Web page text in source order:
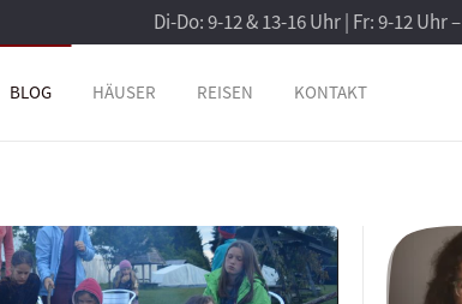
Di-Do: 9-12 & 13-16 Uhr | Fr: 9-12 Uhr –
BLOG HÄUSER REISEN KONTAKT